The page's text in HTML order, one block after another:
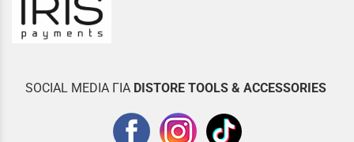
SOCIAL MEDIA ΓΙΑ DISTORE TOOLS & ACCESSORIES